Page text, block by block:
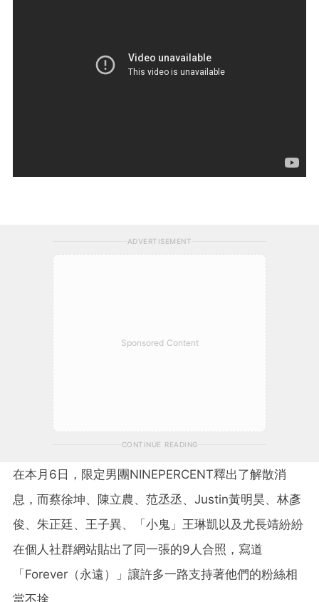
ADVERTISEMENT
Sponsored Content
CONTINUE READING
在本月6日，限定男團NINEPERCENT釋出了解散消
息，而蔡徐坤、陳立農、范丞丞、Justin黃明昊、林彥
俊、朱正廷、王子異、「小鬼」王琳凱以及尤長靖紛紛
在個人社群網站貼出了同一張的9人合照，寫道
「Forever（永遠）」讓許多一路支持著他們的粉絲相